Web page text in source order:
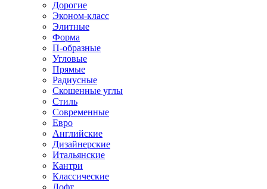
Дорогие
Эконом-класс
Элитные
Форма
П-образные
Угловые
Прямые
Радиусные
Скошенные углы
Стиль
Современные
Евро
Английские
Дизайнерские
Итальянские
Кантри
Классические
Лофт